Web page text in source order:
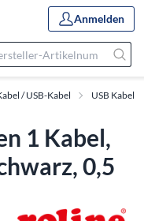
Anmelden
/ USB-Kabel USB Kabel
1 Kabel,
0,5